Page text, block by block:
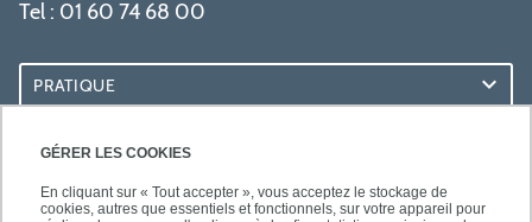
GÉRER LES COOKIES
En cliquant sur « Tout accepter », vous acceptez le stockage de
cookies, autres que essentiels et fonctionnels, sur votre appareil pour
Tel : 01 60 74 68 00
PRATIQUE
RESSOURCES